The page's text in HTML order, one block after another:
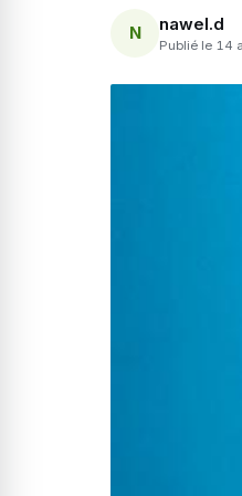
N nawel.d
Publié le 14